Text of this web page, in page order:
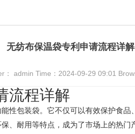
无纺布保温袋专利申请流程详解
： admin Time：2024-09-29 09:01
流程详解
性包装袋。它不仅可以有效保护食
、耐用等特点，成为了市场上的热